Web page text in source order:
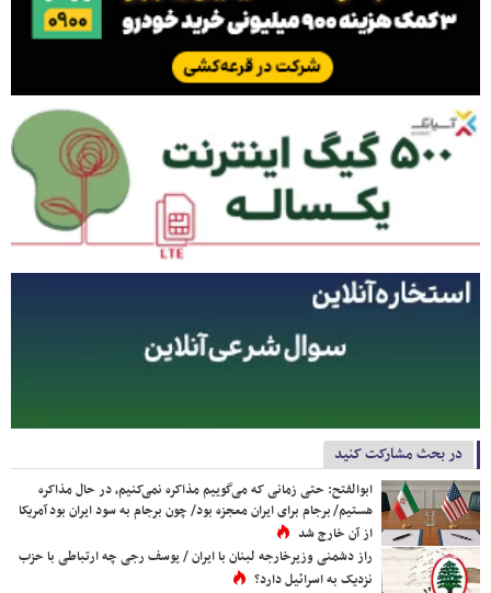
در بحث مشارکت کنید
ابوالفتح: حتی زمانی که می‌گوییم مذاکره نمی‌کنیم، در حال مذاکره
هستیم/ برجام برای ایران معجزه بود/ چون برجام به سود ایران بود آمریکا
از آن خارج شد
راز دشمنی وزیرخارجه لبنان با ایران / یوسف رجی چه ارتباطی با حزب
نزدیک به اسرائیل دارد؟